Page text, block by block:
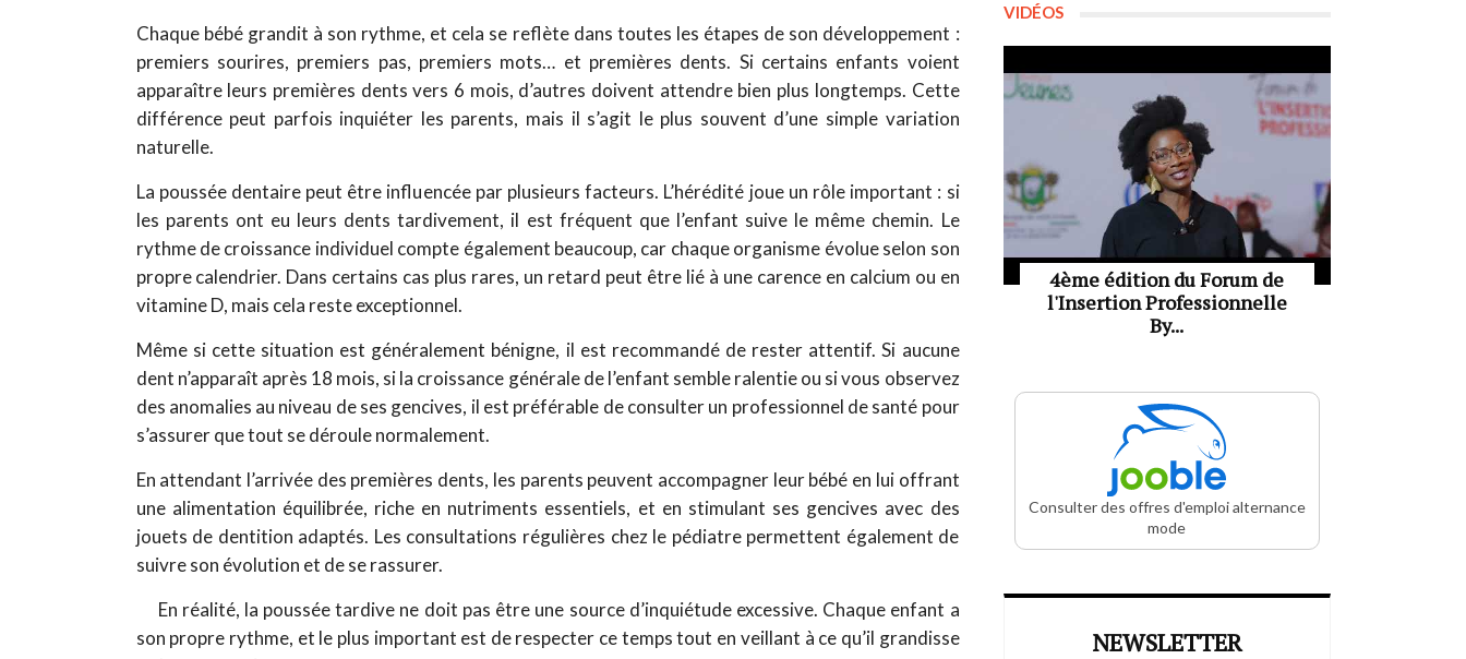
Chaque bébé grandit à son rythme, et cela se reflète dans toutes les étapes de son développement :
premiers sourires, premiers pas, premiers mots… et premières dents. Si certains enfants voient
apparaître leurs premières dents vers 6 mois, d’autres doivent attendre bien plus longtemps. Cette
différence peut parfois inquiéter les parents, mais il s’agit le plus souvent d’une simple variation
naturelle.
La poussée dentaire peut être influencée par plusieurs facteurs. L’hérédité joue un rôle important : si
les parents ont eu leurs dents tardivement, il est fréquent que l’enfant suive le même chemin. Le
rythme de croissance individuel compte également beaucoup, car chaque organisme évolue selon son
propre calendrier. Dans certains cas plus rares, un retard peut être lié à une carence en calcium ou en
vitamine D, mais cela reste exceptionnel.
Même si cette situation est généralement bénigne, il est recommandé de rester attentif. Si aucune
dent n’apparaît après 18 mois, si la croissance générale de l’enfant semble ralentie ou si vous observez
des anomalies au niveau de ses gencives, il est préférable de consulter un professionnel de santé pour
s’assurer que tout se déroule normalement.
En attendant l’arrivée des premières dents, les parents peuvent accompagner leur bébé en lui offrant
une alimentation équilibrée, riche en nutriments essentiels, et en stimulant ses gencives avec des
jouets de dentition adaptés. Les consultations régulières chez le pédiatre permettent également de
suivre son évolution et de se rassurer.
En réalité, la poussée tardive ne doit pas être une source d’inquiétude excessive. Chaque enfant a
son propre rythme, et le plus important est de respecter ce temps tout en veillant à ce qu’il grandisse
VIDÉOS
4ème édition du Forum de
l'Insertion Professionnelle
By...
Consulter des offres d'emploi alternance
mode
NEWSLETTER